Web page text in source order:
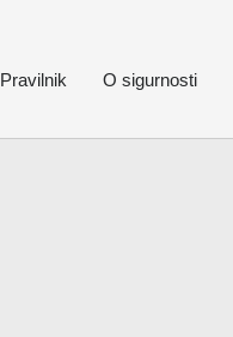
Pravilnik O sigurnosti